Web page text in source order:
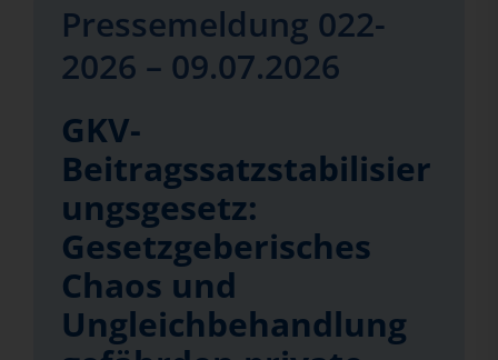
Pressemeldung 022-
2026 – 09.07.2026
GKV-
Beitragssatzstabilisier
ungsgesetz:
Gesetzgeberisches
Chaos und
Ungleichbehandlung